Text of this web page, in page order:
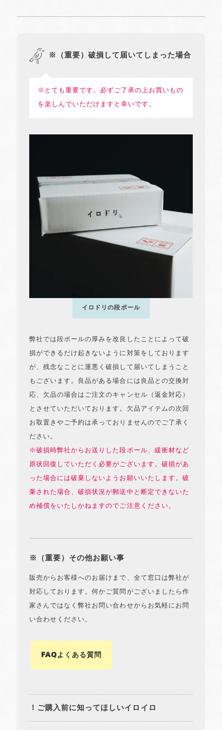
※（重要）破損して届いてしまった場合
※とても重要です。必ずご了承の上お買いもの
を楽しんでいただけますと幸いです。
イロドリの段ボール
弊社では段ボールの厚みを改良したことによって破
損ができるだけ起きないように対策をしております
が、残念なことに運悪く破損して届いてしまうこと
もございます。良品がある場合には良品との交換対
応、欠品の場合はご注文のキャンセル（返金対応）
とさせていただいております。欠品アイテムの次回
お取置きやご予約は承っておりませんのでご了承く
ださい。
※破損時弊社からお送りした段ボール、緩衝材など
原状回復していただく必要がございます。破損があ
った場合には破棄しないようお願いいたします。破
棄された場合、破損状況が郵送中と断定できないた
め補償をいたしかねますのでご注意ください。
※（重要）その他お願い事
販売からお客様へのお届けまで、全て窓口は弊社が
対応しております。何かご質問がございましたら作
家さんではなく弊社お問い合わせからお気軽にお問
い合わせください。
FAQよくある質問
！ご購入前に知ってほしいイロイロ